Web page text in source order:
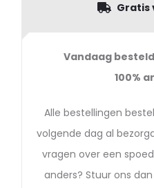
Gratis
Vandaag
100%
Alle bestellingen
volgende dag al
vragen over een
anders? Stuur ons